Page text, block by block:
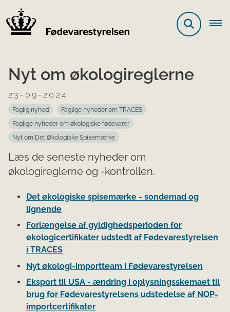
Nyt om økologireglerne
23-09-2024
Faglig nyhed
Faglige nyheder om TRACES
Faglige nyheder om økologiske fødevarer
Nyt om Det Økologiske Spisemærke
Læs de seneste nyheder om
økologireglerne og -kontrollen.
Det økologiske spisemærke - sondemad og
lignende
Forlængelse af gyldighedsperioden for
økologicertifikater udstedt af Fødevarestyrelsen
i TRACES
Nyt økologi-importteam i Fødevarestyrelsen
Eksport til USA - ændring i oplysningsskemaet til
brug for Fødevarestyrelsens udstedelse af NOP-
importcertifikater